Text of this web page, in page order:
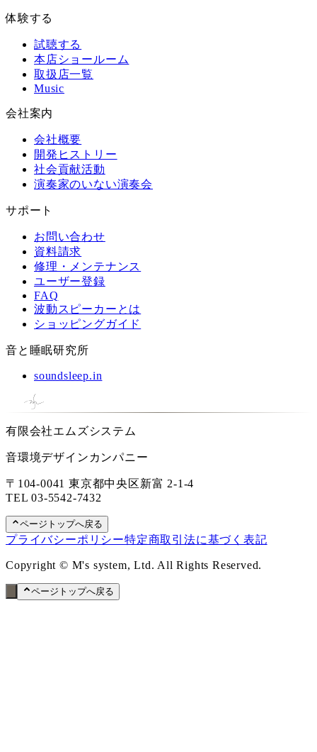
体験する
試聴する
本店ショールーム
取扱店一覧
Music
会社案内
会社概要
開発ヒストリー
社会貢献活動
演奏家のいない演奏会
サポート
お問い合わせ
資料請求
修理・メンテナンス
ユーザー登録
FAQ
波動スピーカーとは
ショッピングガイド
音と睡眠研究所
soundsleep.in
有限会社エムズシステム
音環境デザインカンパニー
〒104-0041 東京都中央区新富 2-1-4
TEL03-5542-7432
ページトップへ戻る
プライバシーポリシー特定商取引法に基づく表記
Copyright © M's system, Ltd. All Rights Reserved.
ページトップへ戻る